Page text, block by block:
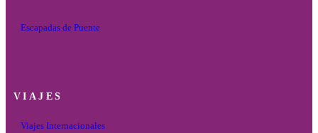
Escapadas de Puente
VIAJES
Viajes Internacionales